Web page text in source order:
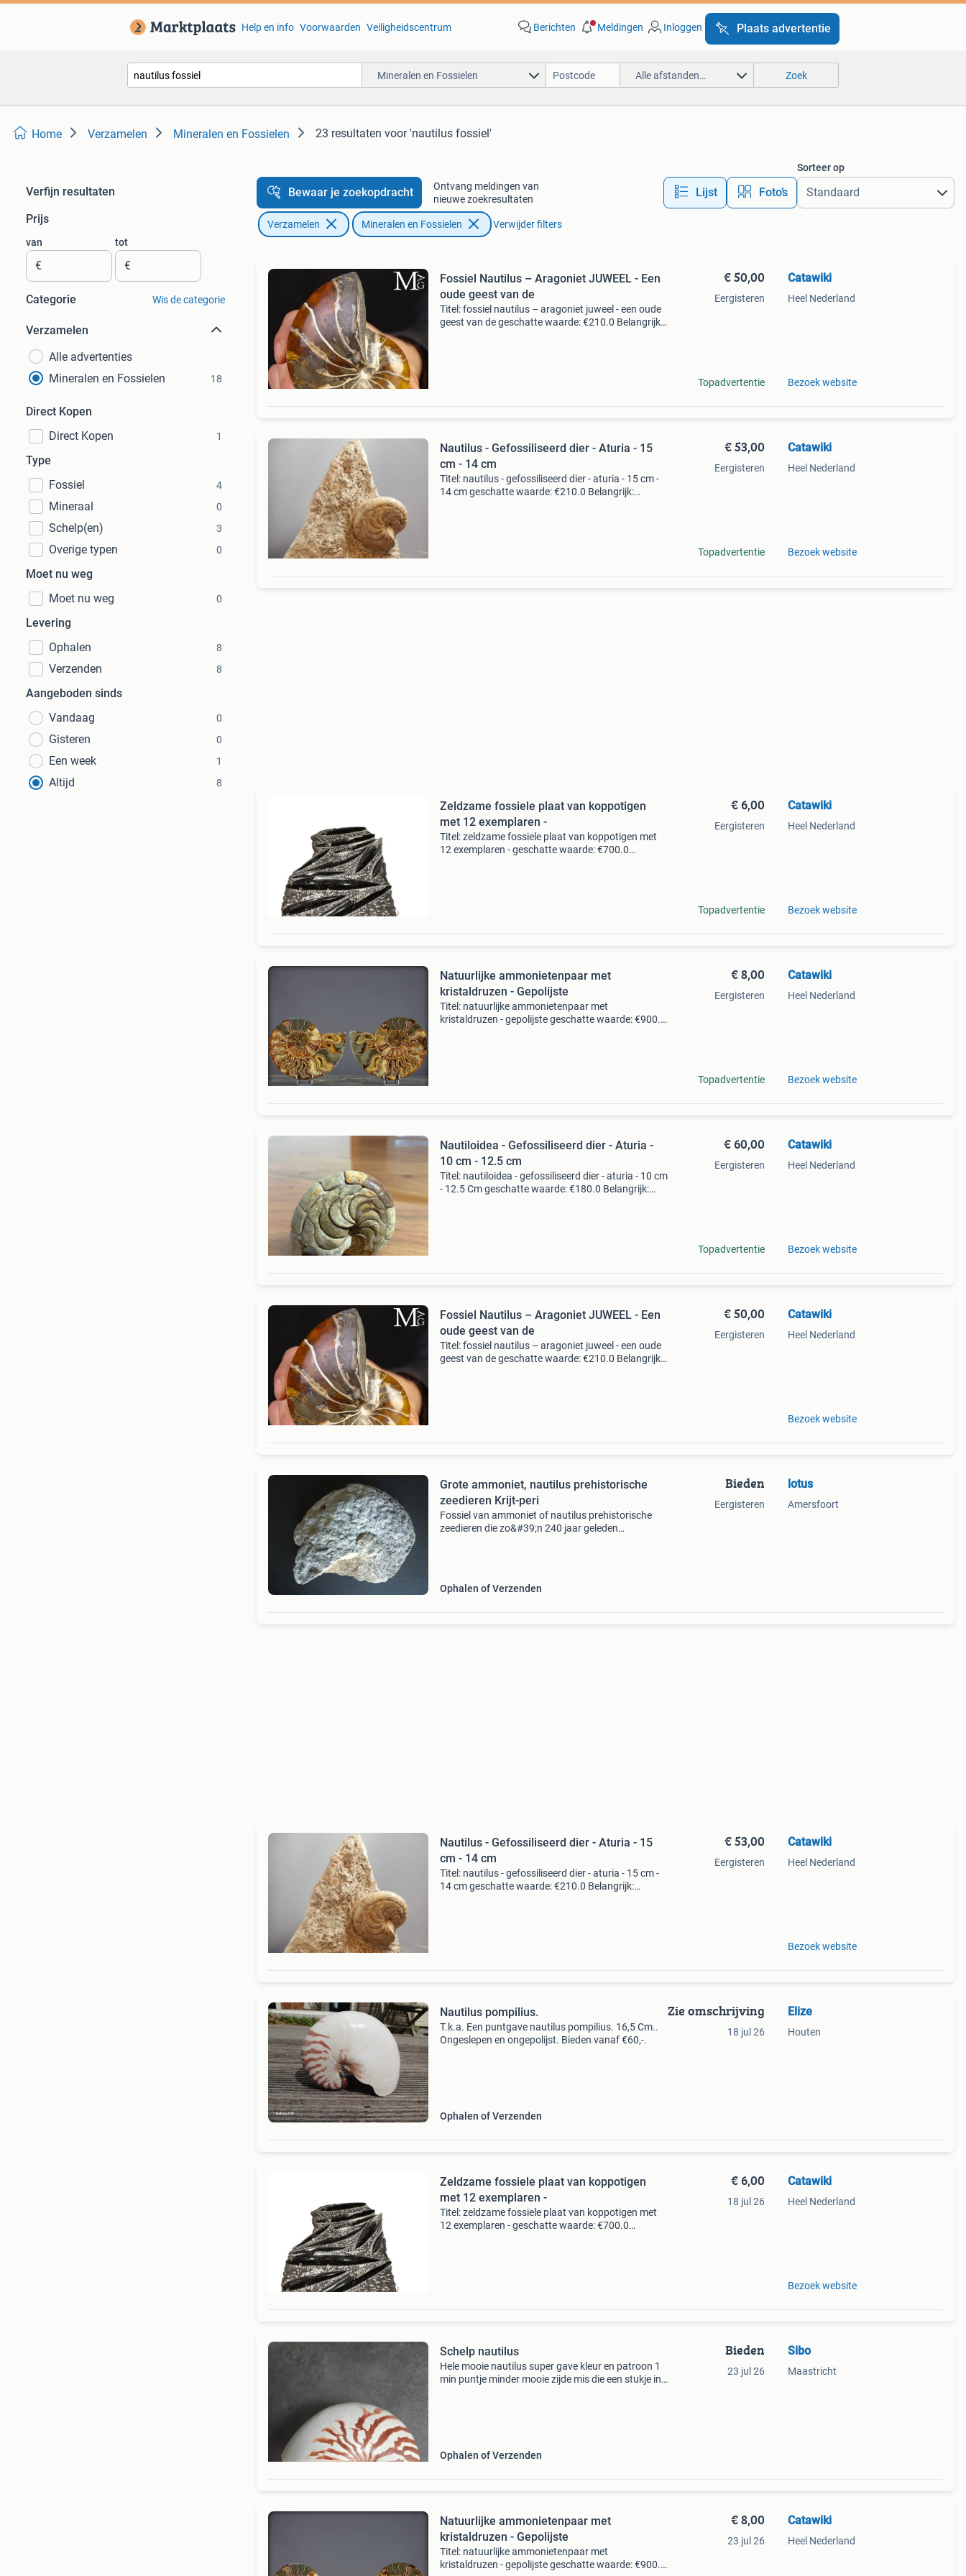
Help en info Voorwaarden Veiligheidscentrum Berichten Meldingen Inloggen Plaats advertentie
Mineralen en Fossielen Alle afstanden… Zoek
Home Verzamelen Mineralen en Fossielen 23 resultaten voor 'nautilus fossiel'
Verfijn resultaten
Prijs
van
€
tot
€
Categorie Wis de categorie
Verzamelen
Alle advertenties
Mineralen en Fossielen
18
Direct Kopen
Direct Kopen
1
Type
Fossiel
4
Mineraal 0
Schelp(en) 3
Overige typen 0
Moet nu weg
Moet nu weg
0
Levering
Ophalen
8
Verzenden 8
Aangeboden sinds
Vandaag
0
Gisteren 0
Een week 1
Altijd 8
Bewaar je zoekopdracht
Ontvang meldingen van
nieuwe zoekresultaten
Lijst Foto’s
Sorteer op
Verzamelen Mineralen en Fossielen Verwijder filters
Fossiel Nautilus – Aragoniet JUWEEL - Een
oude geest van de
Titel: fossiel nautilus – aragoniet juweel - een oude
geest van de geschatte waarde: €210.0 Belangrijk:
€ 50,00
Eergisteren
Topadvertentie
Catawiki
Heel Nederland
Bezoek website
Nautilus - Gefossiliseerd dier - Aturia - 15
cm - 14 cm
Titel: nautilus - gefossiliseerd dier - aturia - 15 cm -
14 cm geschatte waarde: €210.0 Belangrijk:
€ 53,00
Eergisteren
Topadvertentie
Catawiki
Heel Nederland
Bezoek website
Zeldzame fossiele plaat van koppotigen
met 12 exemplaren -
Titel: zeldzame fossiele plaat van koppotigen met
12 exemplaren - geschatte waarde: €700.0
€ 6,00
Eergisteren
Topadvertentie
Catawiki
Heel Nederland
Bezoek website
Natuurlijke ammonietenpaar met
kristaldruzen - Gepolijste
Titel: natuurlijke ammonietenpaar met
kristaldruzen - gepolijste geschatte waarde: €900.0
€ 8,00
Eergisteren
Topadvertentie
Catawiki
Heel Nederland
Bezoek website
Nautiloidea - Gefossiliseerd dier - Aturia -
10 cm - 12.5 cm
Titel: nautiloidea - gefossiliseerd dier - aturia - 10 cm
- 12.5 Cm geschatte waarde: €180.0 Belangrijk:
€ 60,00
Eergisteren
Topadvertentie
Catawiki
Heel Nederland
Bezoek website
Fossiel Nautilus – Aragoniet JUWEEL - Een
oude geest van de
Titel: fossiel nautilus – aragoniet juweel - een oude
geest van de geschatte waarde: €210.0 Belangrijk:
€ 50,00
Eergisteren
Catawiki
Heel Nederland
Bezoek website
Grote ammoniet, nautilus prehistorische
zeedieren Krijt-peri
Fossiel van ammoniet of nautilus prehistorische
zeedieren die zo&#39;n 240 jaar geleden
Ophalen of Verzenden
Bieden
Eergisteren
lotus
Amersfoort
Nautilus - Gefossiliseerd dier - Aturia - 15
cm - 14 cm
Titel: nautilus - gefossiliseerd dier - aturia - 15 cm -
14 cm geschatte waarde: €210.0 Belangrijk:
€ 53,00
Eergisteren
Catawiki
Heel Nederland
Bezoek website
Nautilus pompilius.
T.k.a. Een puntgave nautilus pompilius. 16,5 Cm..
Ongeslepen en ongepolijst. Bieden vanaf €60,-.
Ophalen of Verzenden
Zie omschrijving
18 jul 26
Elize
Houten
Zeldzame fossiele plaat van koppotigen
met 12 exemplaren -
Titel: zeldzame fossiele plaat van koppotigen met
12 exemplaren - geschatte waarde: €700.0
€ 6,00
18 jul 26
Catawiki
Heel Nederland
Bezoek website
Schelp nautilus
Hele mooie nautilus super gave kleur en patroon 1
min puntje minder mooie zijde mis die een stukje in
Ophalen of Verzenden
Bieden
23 jul 26
Sibo
Maastricht
Natuurlijke ammonietenpaar met
kristaldruzen - Gepolijste
Titel: natuurlijke ammonietenpaar met
kristaldruzen - gepolijste geschatte waarde: €900.0
€ 8,00
23 jul 26
Catawiki
Heel Nederland